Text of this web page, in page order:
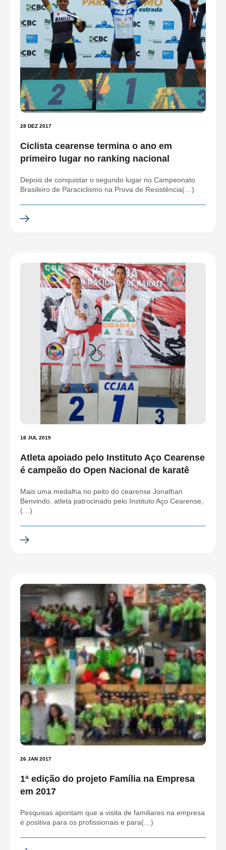
28 DEZ 2017
Ciclista cearense termina o ano em
primeiro lugar no ranking nacional
Depois de conquistar o segundo lugar no Campeonato
Brasileiro de Paraciclismo na Prova de Resistência(…)
18 JUL 2019
Atleta apoiado pelo Instituto Aço Cearense
é campeão do Open Nacional de karatê
Mais uma medalha no peito do cearense Jonathan
Benvindo, atleta patrocinado pelo Instituto Aço Cearense,
(…)
26 JAN 2017
1ª edição do projeto Família na Empresa
em 2017
Pesquisas apontam que a visita de familiares na empresa
é positiva para os profissionais e para(…)